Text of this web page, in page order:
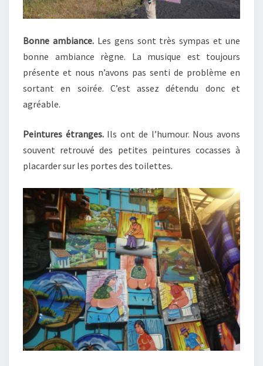
Bonne ambiance.Les gens sont très sympas et une
bonne ambiance règne. La musique est toujours
présente et nous n’avons pas senti de problème en
sortant en soirée. C’est assez détendu donc et
agréable.
Peintures étranges.Ils ont de l’humour. Nous avons
souvent retrouvé des petites peintures cocasses à
placarder sur les portes des toilettes.